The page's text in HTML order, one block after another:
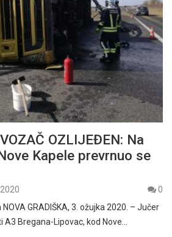
OZLIJEĐEN: Na
Kapele prevrnuo se
0
GRADIŠKA, 3. ožujka 2020. – Jučer
A3 Bregana-Lipovac, kod Nove…